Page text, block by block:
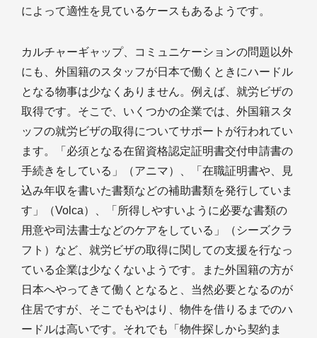
によって適性を見ているケースもあるようです。
カルチャーギャップ、コミュニケーションの問題以外
にも、外国籍のスタッフが日本で働くときにハードル
となる物事は少なくありません。例えば、就労ビザの
取得です。そこで、いくつかの企業では、外国籍スタ
ッフの就労ビザの取得についてサポートが行われてい
ます。「必須となる在留資格認定証明書交付申請書の
手続きをしている」（アニマ）、「在職証明書や、見
込み年収を書いた書類などの補助書類を発行していま
す」（Volca）、「所得しやすいように必要な書類の
用意や司法書士などのケアをしている」（シーズクラ
フト）など、就労ビザの取得に関しての支援を行なっ
ている企業は少なくないようです。また外国籍の方が
日本へやってきて働くとなると、当然必要となるのが
住居ですが、そこでもやはり、物件を借りるまでのハ
ードルは高いです。それでも「物件探しから契約ま